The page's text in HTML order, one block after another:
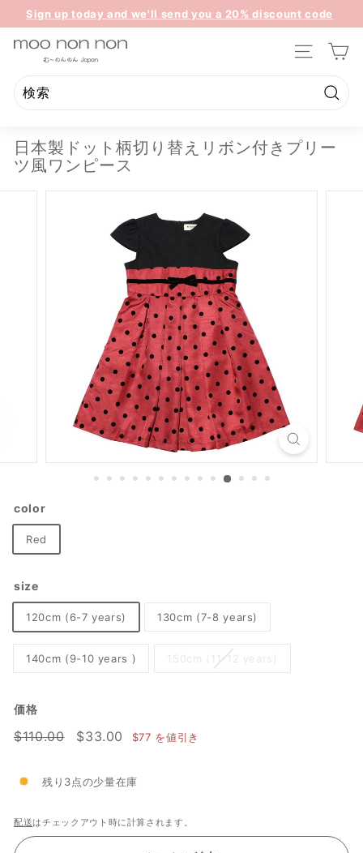
ス
ド
ョ
を
一
停
Sign up today and we'll send you a 20% discount code
towards your first purchase.
m
o
n
n
n
o
サイトの
る
検
日本製ドット柄切り替えリボン付きプリー
ツ風ワンピース
color
Red
size
120cm (6-7 years) 130cm (7-8 years)
140cm (9-10 years ) 150cm (11-12 years)
価格
通
格
$110.00$110.00
セ
価
$33.00 $33.00
$77 を値引き
残り3点の少量在庫
配送はチェックアウト時に計算されます。